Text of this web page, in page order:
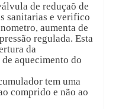
de reduçaõ de
sanitarias e verifico
aumenta de
regulada. Esta
da
aquecimento do
tem uma
comprido e não ao